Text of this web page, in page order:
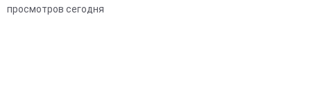
просмотров сегодня